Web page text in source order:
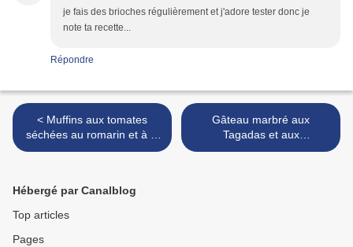
je fais des brioches régulièrement et j'adore tester donc je
note ta recette...
Répondre
< Muffins aux tomates
séchées au romarin et à la
feta
Gâteau marbré aux
Tagadas et aux
Bam's...whaou!!! >
Hébergé par Canalblog
Top articles
Pages